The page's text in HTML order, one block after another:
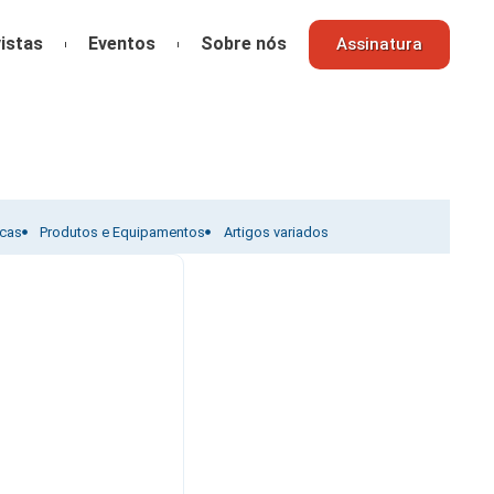
Eventos Sobre nós Assinatura
Produtos e Equipamentos Artigos variados